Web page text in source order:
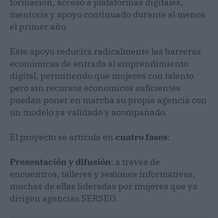
mentoría y apoyo continuado durante al menos
el primer año.
Este apoyo reducirá radicalmente las barreras
económicas de entrada al emprendimiento
digital, permitiendo que mujeres con talento
pero sin recursos económicos suficientes
puedan poner en marcha su propia agencia con
un modelo ya validado y acompañado.
El proyecto se articula en cuatro fases:
Presentación y difusión: a través de
encuentros, talleres y sesiones informativas,
muchas de ellas lideradas por mujeres que ya
dirigen agencias SERSEO.